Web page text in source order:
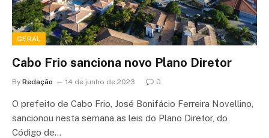
GERAL
Cabo Frio sanciona novo Plano Diretor
By Redação 14 de junho de 2023 0
O prefeito de Cabo Frio, José Bonifácio Ferreira Novellino,
sancionou nesta semana as leis do Plano Diretor, do
Código de…